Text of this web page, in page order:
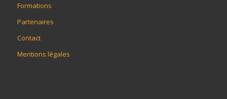
Formations
Partenaires
Contact
Mentions légales